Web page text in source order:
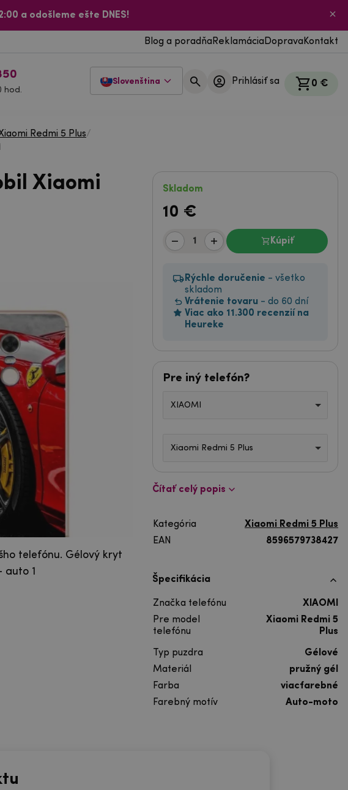
a odošleme ešte DNES!
Blog a poradňa Reklamácia Doprava Kontakt
hod.
Slovenština Prihlásiť sa 0 €
Redmi 5 Plus/
Xiaomi
telefónu. Gélový kryt
auto 1
Skladom
10 €
Kúpiť
Rýchle doručenie - všetko
skladom
Vrátenie tovaru - do 60 dní
Viac ako 11.300 recenzií na
Heureke
Pre iný telefón?
XIAOMI
Xiaomi Redmi 5 Plus
Čítať celý popis
Kategória
Xiaomi Redmi 5 Plus
EAN
8596579738427
Špecifikácia
Značka telefónu
XIAOMI
Pre model
telefónu
Xiaomi Redmi 5
Plus
Typ puzdra
Gélové
Materiál
pružný gél
Farba
viacfarebné
Farebný motív
Auto-moto